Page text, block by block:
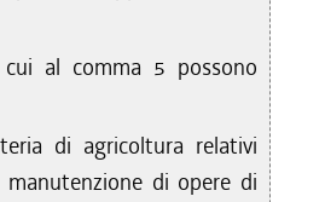
al comma 5 possono
di agricoltura relativi
manutenzione di opere di